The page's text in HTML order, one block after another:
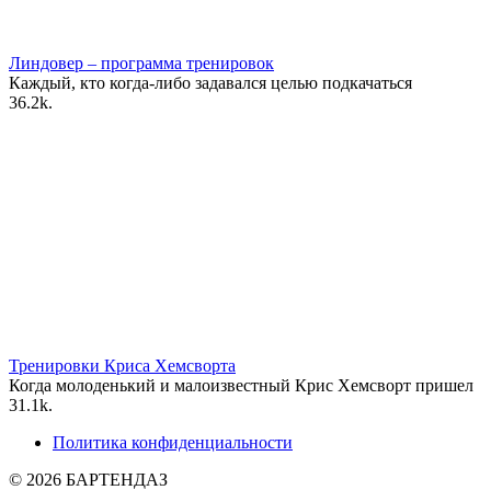
Линдовер – программа тренировок
Каждый, кто когда-либо задавался целью подкачаться
36.2k.
Тренировки Криса Хемсворта
Когда молоденький и малоизвестный Крис Хемсворт пришел
31.1k.
Политика конфиденциальности
© 2026 БАРТЕНДАЗ